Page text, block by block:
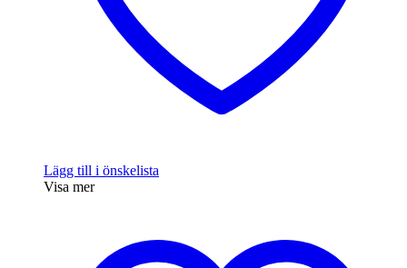
Lägg till i önskelista
Visa mer